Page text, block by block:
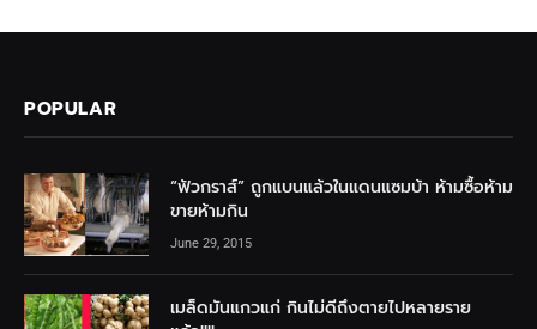
POPULAR
“ฟัวกราส์” ถูกแบนแล้วในแดนแซมบ้า ห้ามซื้อห้าม
ขายห้ามกิน
June 29, 2015
เมล็ดมันแกวแก่ กินไม่ดีถึงตายไปหลายราย